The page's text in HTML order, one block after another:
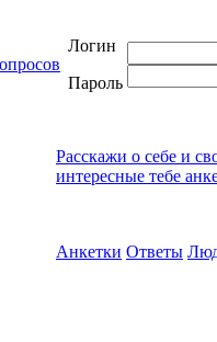
Логин
Пароль
Расскажи о себе и
интересные тебе
Анкетки Ответы